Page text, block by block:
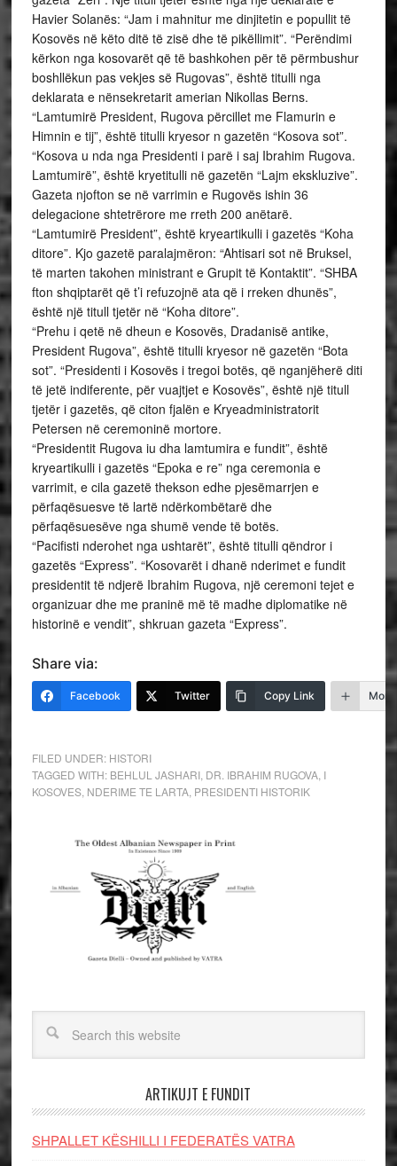
Havier Solanës: “Jam i mahnitur me dinjitetin e popullit të
Kosovës në këto ditë të zisë dhe të pikëllimit”. “Perëndimi
kërkon nga kosovarët që të bashkohen për të përmbushur
boshllëkun pas vekjes së Rugovas”, është titulli nga
deklarata e nënsekretarit amerian Nikollas Berns.
“Lamtumirë President, Rugova përcillet me Flamurin e
Himnin e tij”, është titulli kryesor n gazetën “Kosova sot”.
“Kosova u nda nga Presidenti i parë i saj Ibrahim Rugova.
Lamtumirë”, është kryetitulli në gazetën “Lajm ekskluzive”.
Gazeta njofton se në varrimin e Rugovës ishin 36
delegacione shtetrërore me rreth 200 anëtarë.
“Lamtumirë President”, është kryeartikulli i gazetës “Koha
ditore”. Kjo gazetë paralajmëron: “Ahtisari sot në Bruksel,
të marten takohen ministrant e Grupit të Kontaktit”. “SHBA
fton shqiptarët që t’i refuzojnë ata që i rreken dhunës”,
është një titull tjetër në “Koha ditore”.
“Prehu i qetë në dheun e Kosovës, Dradanisë antike,
President Rugova”, është titulli kryesor në gazetën “Bota
sot”. “Presidenti i Kosovës i tregoi botës, që nganjëherë diti
të jetë indiferente, për vuajtjet e Kosovës”, është një titull
tjetër i gazetës, që citon fjalën e Kryeadministratorit
Petersen në ceremoninë mortore.
“Presidentit Rugova iu dha lamtumira e fundit”, është
kryeartikulli i gazetës “Epoka e re” nga ceremonia e
varrimit, e cila gazetë thekson edhe pjesëmarrjen e
përfaqësuesve të lartë ndërkombëtarë dhe
përfaqësuesëve nga shumë vende të botës.
“Pacifisti nderohet nga ushtarët”, është titulli qëndror i
gazetës “Express”. “Kosovarët i dhanë nderimet e fundit
presidentit të ndjerë Ibrahim Rugova, një ceremoni tejet e
organizuar dhe me praninë më të madhe diplomatike në
historinë e vendit”, shkruan gazeta “Express”.
Share via:
Facebook Twitter Copy Link More
FILED UNDER: HISTORI
TAGGED WITH: BEHLUL JASHARI, DR. IBRAHIM RUGOVA, I
KOSOVES, NDERIME TE LARTA, PRESIDENTI HISTORIK
ARTIKUJT E FUNDIT
SHPALLET KËSHILLI I FEDERATËS VATRA